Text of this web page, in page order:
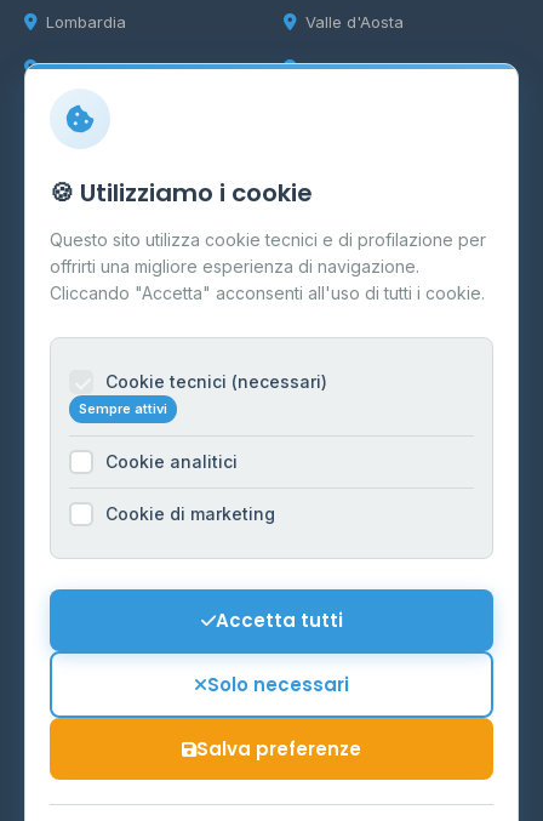
Lombardia
Marche
Valle d'Aosta
Veneto
Info
Cos'è il GPL
FAQ
Contatti
Informazioni legali
Cookie Policy
Preferenze Cookie
Mappa del sito
🍪 Utilizziamo i cookie
Questo sito utilizza cookie tecnici e di profilazione per
offrirti una migliore esperienza di navigazione.
Cliccando "Accetta" acconsenti all'uso di tutti i cookie.
Cookie tecnici (necessari)
Sempre attivi
Cookie analitici
Cookie di marketing
Accetta tutti
Solo necessari
Salva preferenze